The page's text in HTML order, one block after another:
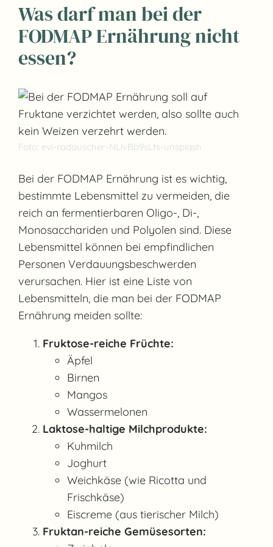
Was darf man bei der
FODMAP Ernährung nicht
essen?
Foto: evi-radauscher-NLlvBb9sLts-unsplash
Bei der FODMAP Ernährung ist es wichtig,
bestimmte Lebensmittel zu vermeiden, die
reich an fermentierbaren Oligo-, Di-,
Monosacchariden und Polyolen sind. Diese
Lebensmittel können bei empfindlichen
Personen Verdauungsbeschwerden
verursachen. Hier ist eine Liste von
Lebensmitteln, die man bei der FODMAP
Ernährung meiden sollte:
Fruktose-reiche Früchte:
Äpfel
Birnen
Mangos
Wassermelonen
Laktose-haltige Milchprodukte:
Kuhmilch
Joghurt
Weichkäse (wie Ricotta und
Frischkäse)
Eiscreme (aus tierischer Milch)
Fruktan-reiche Gemüsesorten: